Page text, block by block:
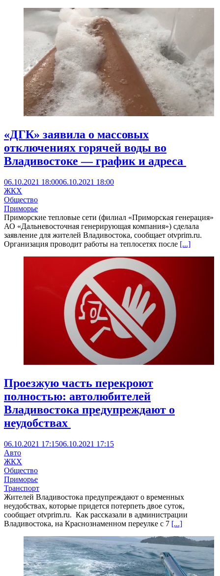
«ДГК» заявила о массовых
отключениях горячей воды во
Владивостоке — график и адреса
06.10.2021 18:0006.10.2021 18:00
ЖКХ
Общество
Приморье
Приморские тепловые сети (филиал «Приморская генерация»
АО «Дальневосточная генерирующая компания») сделала
заявление для жителей Владивостока, сообщает otvprim.ru.
Организация проводит работы на теплосетях после [...]
Проезжую часть перекроют
полностью: автолюбителей
Владивостока предупреждают о
неудобствах
06.10.2021 17:1506.10.2021 17:15
Авто
ЖКХ
Общество
Приморье
Транспорт
Жителей Владивостока предупреждают о временных
неудобствах, которые придется потерпеть двое суток,
сообщает otvprim.ru. Как рассказали в администрации
Владивостока, на Краснознаменном переулке с 7 [...]